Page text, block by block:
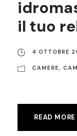
il tuo
4 OTTOBRE
CAMERE,
READ MORE